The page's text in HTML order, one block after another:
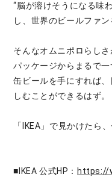
“脳が溶けそうになる味
し、世界のビールファ
そんなオムニポロらし
パッケージからまるで
缶ビールを手にすれば
しむことができるはず。
「IKEA」で見かけたら
■IKEA 公式HP： https://